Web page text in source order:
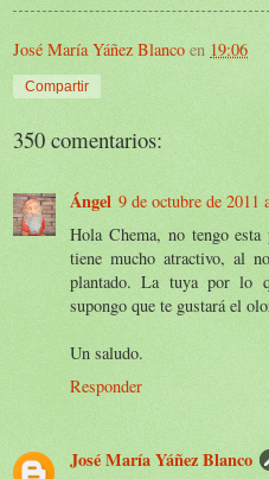
José María Yáñez Blanco en 19:06
Compartir
350 comentarios:
Ángel 9 de octubre de 2011
Hola Chema, no tengo
tiene mucho atractivo, al
plantado. La tuya por lo
supongo que te gustará el
Un saludo.
Responder
José María Yáñez Blanco